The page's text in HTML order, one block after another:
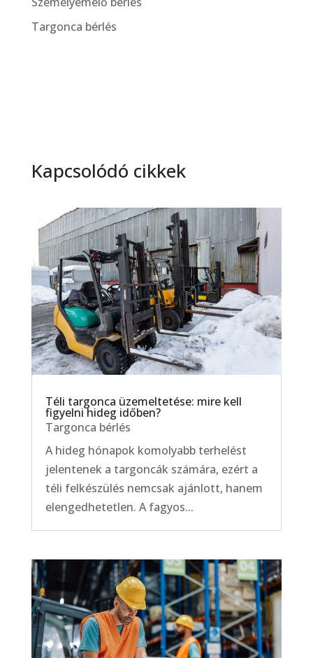
Targonca bérlés
Kapcsolódó cikkek
Téli targonca üzemeltetése: mire kell
figyelni hideg időben?
Targonca bérlés
A hideg hónapok komolyabb terhelést
jelentenek a targoncák számára, ezért a
téli felkészülés nemcsak ajánlott, hanem
elengedhetetlen. A fagyos...